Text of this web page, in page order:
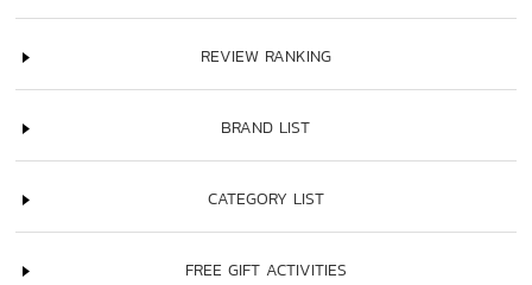
REVIEW RANKING
BRAND LIST
CATEGORY LIST
FREE GIFT ACTIVITIES